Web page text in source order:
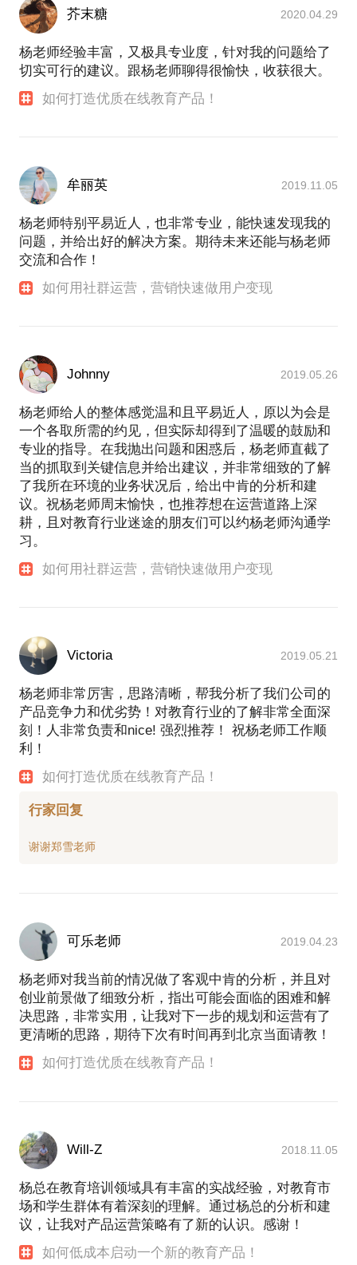
芥末糖 2020.04.29
杨老师经验丰富，又极具专业度，针对我的问题给了
切实可行的建议。跟杨老师聊得很愉快，收获很大。
如何打造优质在线教育产品！
牟丽英 2019.11.05
杨老师特别平易近人，也非常专业，能快速发现我的
问题，并给出好的解决方案。期待未来还能与杨老师
交流和合作！
如何用社群运营，营销快速做用户变现
Johnny 2019.05.26
杨老师给人的整体感觉温和且平易近人，原以为会是
一个各取所需的约见，但实际却得到了温暖的鼓励和
专业的指导。在我抛出问题和困惑后，杨老师直截了
当的抓取到关键信息并给出建议，并非常细致的了解
了我所在环境的业务状况后，给出中肯的分析和建
议。祝杨老师周末愉快，也推荐想在运营道路上深
耕，且对教育行业迷途的朋友们可以约杨老师沟通学
习。
如何用社群运营，营销快速做用户变现
Victoria 2019.05.21
杨老师非常厉害，思路清晰，帮我分析了我们公司的
产品竞争力和优劣势！对教育行业的了解非常全面深
刻！人非常负责和nice! 强烈推荐！ 祝杨老师工作顺
利！
如何打造优质在线教育产品！
行家回复
可乐老师 2019.04.23
杨老师对我当前的情况做了客观中肯的分析，并且对
创业前景做了细致分析，指出可能会面临的困难和解
决思路，非常实用，让我对下一步的规划和运营有了
更清晰的思路，期待下次有时间再到北京当面请教！
如何打造优质在线教育产品！
Will-Z 2018.11.05
杨总在教育培训领域具有丰富的实战经验，对教育市
场和学生群体有着深刻的理解。通过杨总的分析和建
议，让我对产品运营策略有了新的认识。感谢！
如何低成本启动一个新的教育产品！